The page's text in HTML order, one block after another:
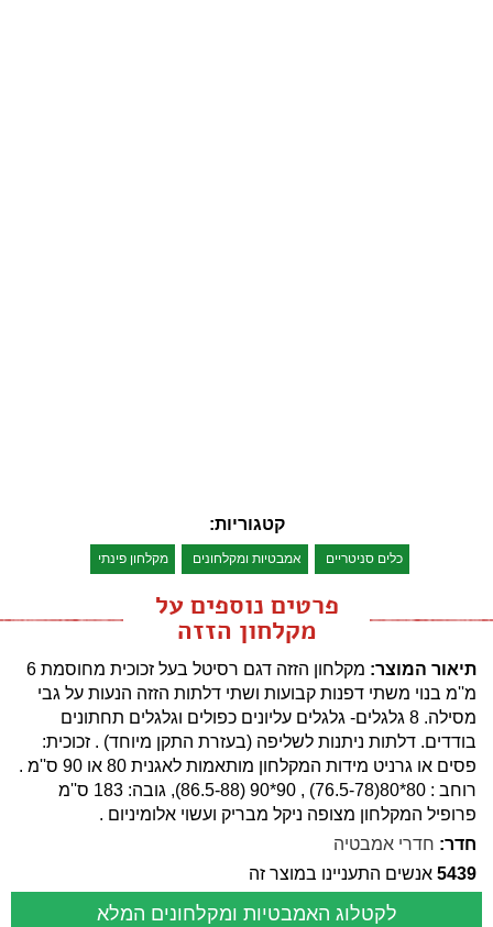
קטגוריות:
כלים סניטריים אמבטיות ומקלחונים מקלחון פינתי
פרטים נוספים על
מקלחון הזזה
תיאור המוצר:
מקלחון הזזה דגם רסיטל בעל זכוכית מחוסמת 6
מ''מ בנוי משתי דפנות קבועות ושתי דלתות הזזה הנעות על גבי
מסילה. 8 גלגלים- גלגלים עליונים כפולים וגלגלים תחתונים
בודדים. דלתות ניתנות לשליפה (בעזרת התקן מיוחד) . זכוכית:
פסים או גרניט מידות המקלחון מותאמות לאגנית 80 או 90 ס''מ .
רוחב : 80*80(76.5-78) , 90*90 (86.5-88), גובה: 183 ס''מ
פרופיל המקלחון מצופה ניקל מבריק ועשוי אלומיניום .
חדר: חדרי אמבטיה
5439 אנשים התעניינו במוצר זה
לקטלוג האמבטיות ומקלחונים המלא